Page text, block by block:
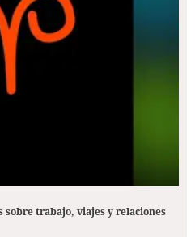
sobre trabajo, viajes y relaciones